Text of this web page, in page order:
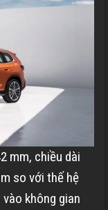
mm, chiều dài
so với thế hệ
không gian